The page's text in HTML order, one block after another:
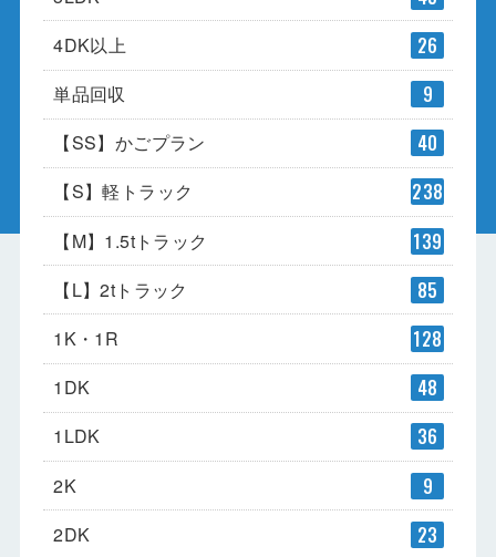
4DK以上 26
単品回収 9
【SS】かごプラン 40
【S】軽トラック 238
【M】1.5tトラック 139
【L】2tトラック 85
1K・1R 128
1DK 48
1LDK 36
2K 9
2DK 23